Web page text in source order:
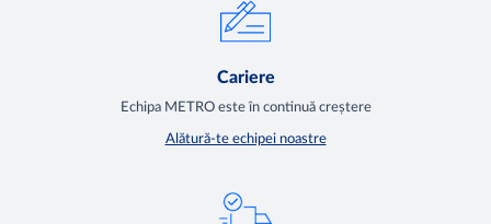
Cariere
Echipa METRO este în continuă creștere
Alătură-te echipei noastre